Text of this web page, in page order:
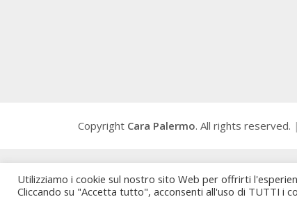
Copyright Cara Palermo. All rights reserved.
Utilizziamo i cookie sul nostro sito Web per offrirti
Cliccando su "Accetta tutto", acconsenti all'uso di TUTTI i